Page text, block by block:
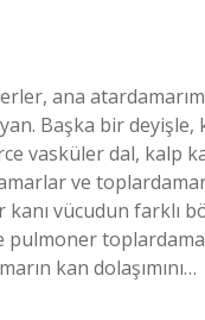
ana
Başka bir
dal, kalp
ve
vücudun farklı
kan dolaşımını…